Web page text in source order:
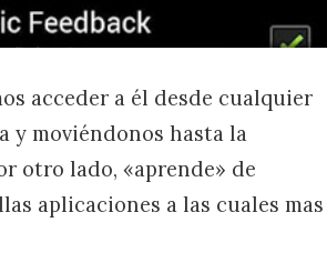
acceder a él desde cualquier
y moviéndonos hasta la
otro lado, «aprende» de
aplicaciones a las cuales mas